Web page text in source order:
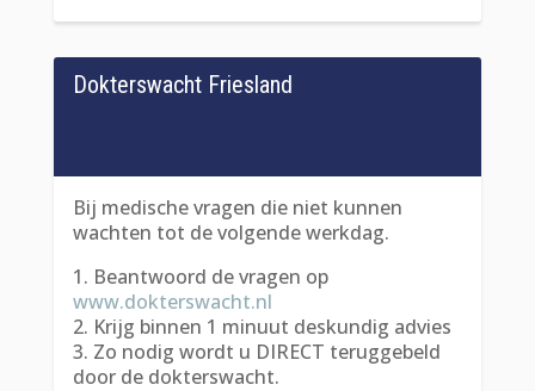
Dokterswacht Friesland
Bij medische vragen die niet kunnen
wachten tot de volgende werkdag.
1. Beantwoord de vragen op
www.dokterswacht.nl
2. Krijg binnen 1 minuut deskundig advies
3. Zo nodig wordt u DIRECT teruggebeld
door de dokterswacht.